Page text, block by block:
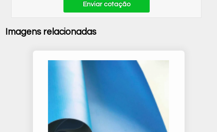
Enviar cotação
Imagens relacionadas